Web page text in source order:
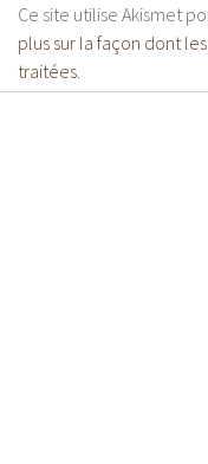
Ce site utilise Akismet
plus sur la façon dont
traitées